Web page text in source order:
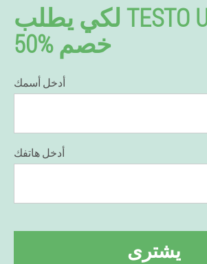
لكي يطلب TESTO ULTRA
50% خصم
أدخل أسمك
أدخل هاتفك
يشترى